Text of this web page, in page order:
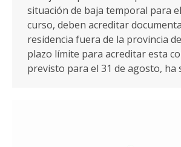
situación de baja temporal para
curso, deben acreditar
residencia fuera de la provincia de
plazo límite para acreditar esta
previsto para el 31 de agosto, ha